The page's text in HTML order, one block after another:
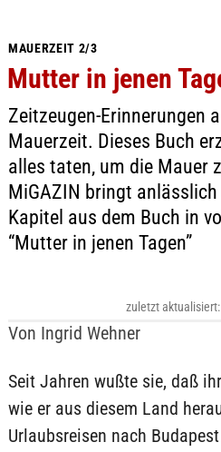
MAUERZEIT 2/3
Mutter in jenen
Zeitzeugen-Erinnerungen
Mauerzeit. Dieses Buch
alles taten, um die Mauer
MiGAZIN bringt
Kapitel aus dem Buch in
“Mutter in jenen Tagen”
Von Ingrid Wehner
zuletzt
Seit Jahren wußte sie, daß
wie er aus diesem Land
Urlaubsreisen nach